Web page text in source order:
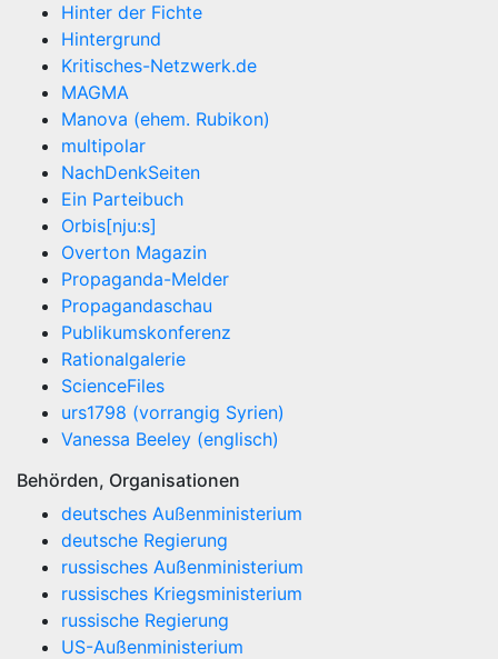
Hinter der Fichte
Hintergrund
Kritisches-Netzwerk.de
MAGMA
Manova (ehem. Rubikon)
multipolar
NachDenkSeiten
Ein Parteibuch
Orbis[nju:s]
Overton Magazin
Propaganda-Melder
Propagandaschau
Publikumskonferenz
Rationalgalerie
ScienceFiles
urs1798 (vorrangig Syrien)
Vanessa Beeley (englisch)
Behörden, Organisationen
deutsches Außenministerium
deutsche Regierung
russisches Außenministerium
russisches Kriegsministerium
russische Regierung
US-Außenministerium